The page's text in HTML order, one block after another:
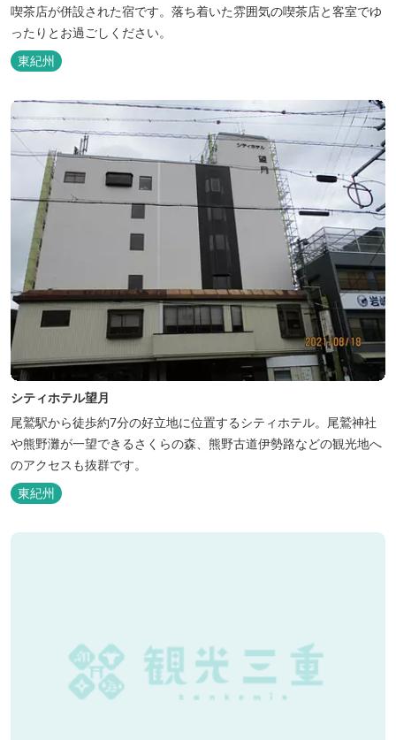
喫茶店が併設された宿です。落ち着いた雰囲気の喫茶店と客室でゆ
ったりとお過ごしください。
東紀州
シティホテル望月
尾鷲駅から徒歩約7分の好立地に位置するシティホテル。尾鷲神社
や熊野灘が一望できるさくらの森、熊野古道伊勢路などの観光地へ
のアクセスも抜群です。
東紀州